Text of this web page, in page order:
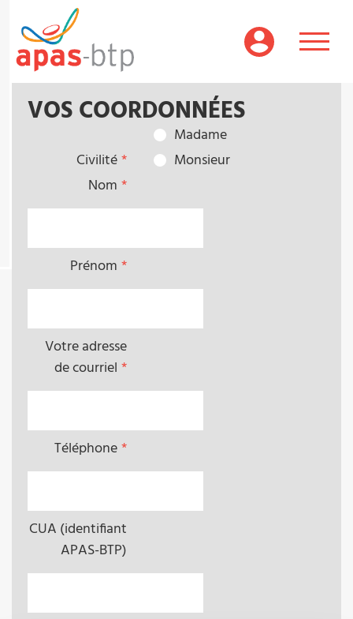
contenu
principal
VOS COORDONNÉES
Civilité
Madame
Monsieur
Nom
Prénom
Votre adresse
de courriel
Téléphone
CUA (identifiant
APAS-BTP)